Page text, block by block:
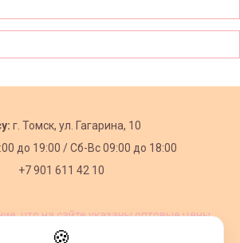
г. Томск, ул. Гагарина, 10
до 19:00 /Сб-Вс 09:00 до 18:00
+7 901 611 42 10
что на сайте указаны оптовые цены,
🍪